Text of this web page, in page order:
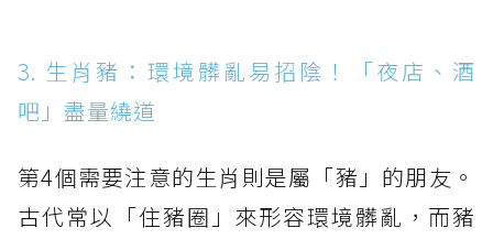
3. 生肖豬：環境髒亂易招陰！「夜店、酒
吧」盡量繞道
第4個需要注意的生肖則是屬「豬」的朋友。
古代常以「住豬圈」來形容環境髒亂，而豬